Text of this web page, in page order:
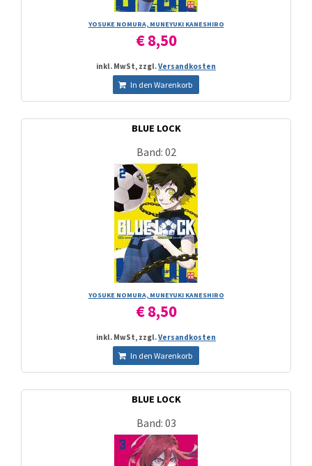
YOSUKE NOMURA, MUNEYUKI KANESHIRO
€ 8,50
inkl. MwSt, zzgl.Versandkosten
In den Warenkorb
BLUE LOCK
Band: 02
YOSUKE NOMURA, MUNEYUKI KANESHIRO
€ 8,50
inkl. MwSt, zzgl.Versandkosten
In den Warenkorb
BLUE LOCK
Band: 03